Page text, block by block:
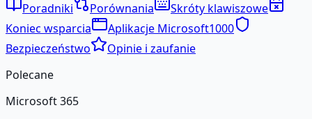
Poradniki
Porównania
Skróty klawiszowe
Koniec wsparcia
Aplikacje Microsoft1000
Bezpieczeństwo
Opinie i zaufanie
Polecane
Microsoft 365